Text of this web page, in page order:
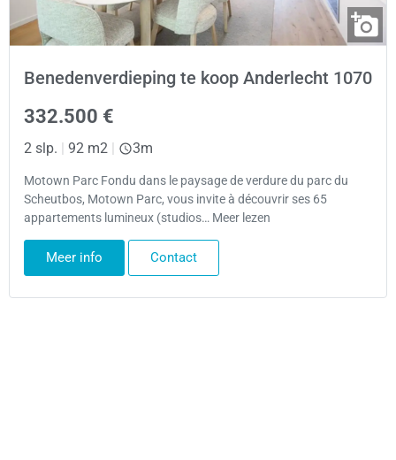
Benedenverdieping te koop Anderlecht 1070
332.500 €
2 slp. | 92 m2 | 3m
Motown Parc Fondu dans le paysage de verdure du parc du
Scheutbos, Motown Parc, vous invite à découvrir ses 65
appartements lumineux (studios… Meer lezen
Meer info Contact